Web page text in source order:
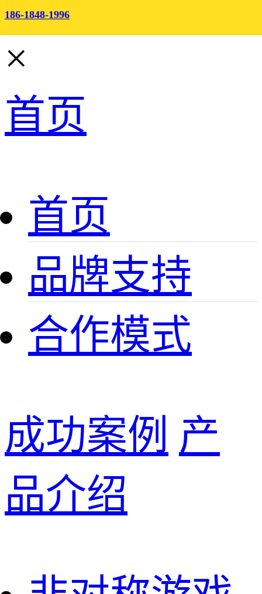
186-1848-1996
×
首页
首页
品牌支持
合作模式
成功案例 产
品介绍